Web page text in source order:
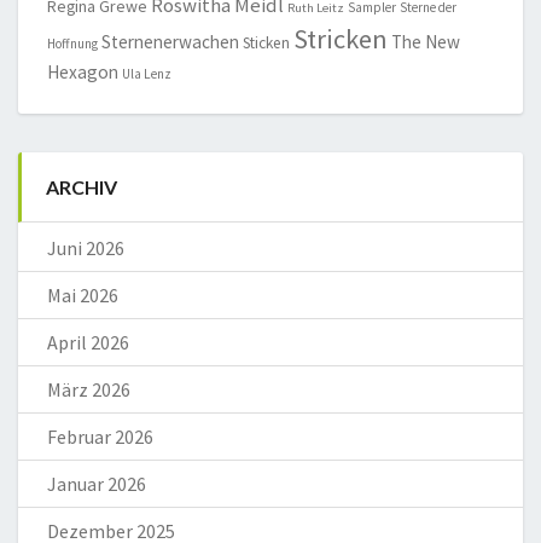
Regina Grewe Ruth Leitz Sampler Sterne der
Hoffnung Sternenerwachen Sticken Stricken The New
Hexagon Ula Lenz
ARCHIV
Juni 2026
Mai 2026
April 2026
März 2026
Februar 2026
Januar 2026
Dezember 2025